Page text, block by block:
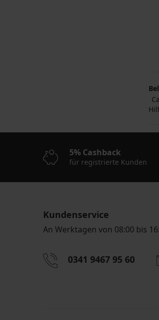
5% Cashback
für registrierte Kunden
Kundenservice
An Werktagen von 08:00 bis
0341 9467 95 60